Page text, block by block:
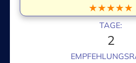
★★★★★
TAGE:
2